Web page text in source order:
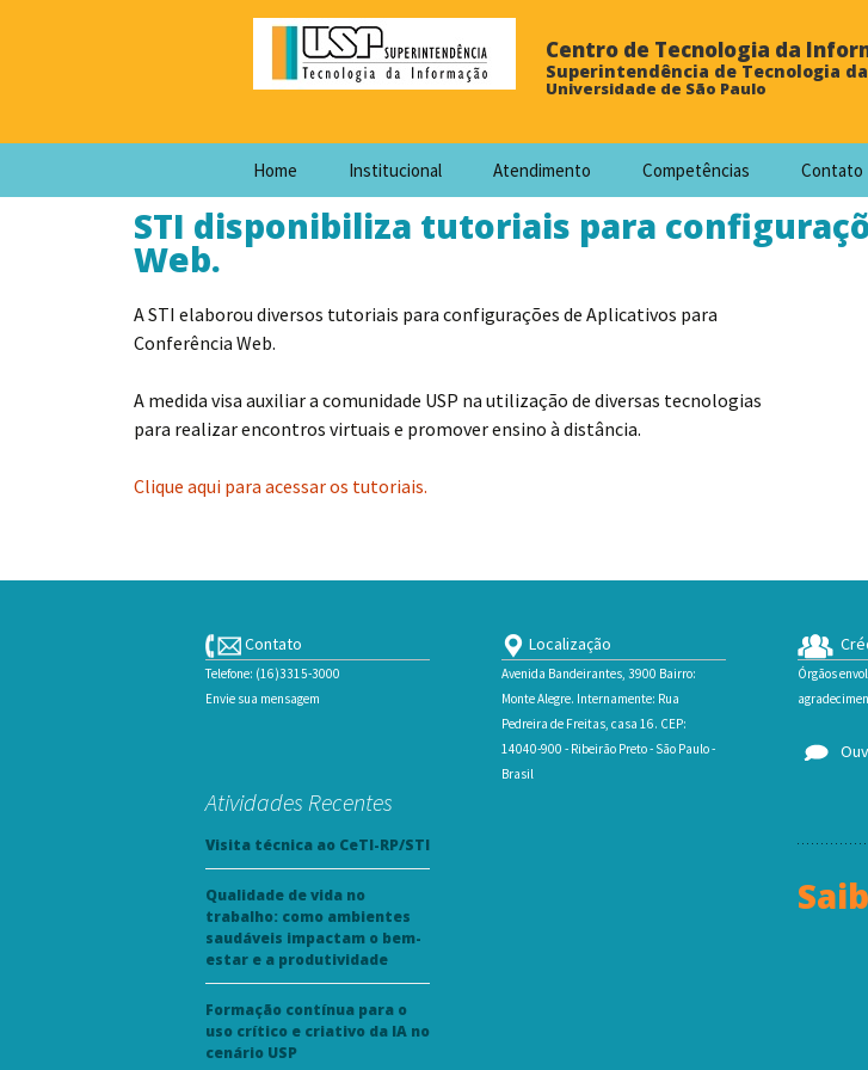
Centro de Tecnologia da
Superintendência de Tecnologia
Universidade de São Paulo
Home Institucional Atendimento Competências Contato
STI disponibiliza tutoriais para
Web.
A STI elaborou diversos tutoriais para configurações de Aplicativos para
Conferência Web.
A medida visa auxiliar a comunidade USP na utilização de diversas tecnologias
para realizar encontros virtuais e promover ensino à distância.
Clique aqui para acessar os tutoriais.
Contato
Telefone: (16)3315-3000
Envie sua mensagem
Localização
Avenida Bandeirantes, 3900 Bairro:
Monte Alegre. Internamente: Rua
Pedreira de Freitas, casa 16. CEP:
14040-900 - Ribeirão Preto - São Paulo -
Brasil
Órgãos
Atividades Recentes
Visita técnica ao CeTI-RP/STI
Qualidade de vida no
trabalho: como ambientes
saudáveis impactam o bem-
estar e a produtividade
Formação contínua para o
uso crítico e criativo da IA no
cenário USP